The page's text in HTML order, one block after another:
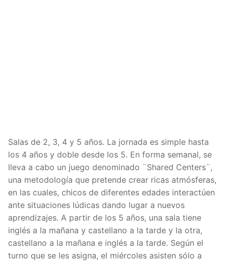
Salas de 2, 3, 4 y 5 años. La jornada es simple hasta
los 4 años y doble desde los 5. En forma semanal, se
lleva a cabo un juego denominado ¨Shared Centers¨,
una metodología que pretende crear ricas atmósferas,
en las cuales, chicos de diferentes edades interactúen
ante situaciones lúdicas dando lugar a nuevos
aprendizajes. A partir de los 5 años, una sala tiene
inglés a la mañana y castellano a la tarde y la otra,
castellano a la mañana e inglés a la tarde. Según el
turno que se les asigna, el miércoles asisten sólo a